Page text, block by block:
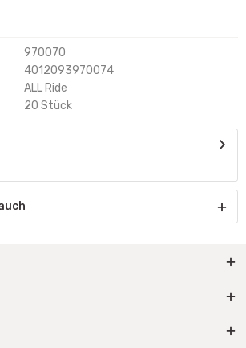
970070
4012093970074
ALL Ride
20 Stück